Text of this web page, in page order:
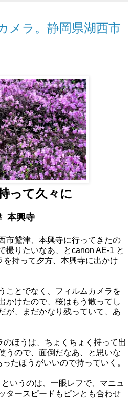
メラ。静岡県湖西市
って久々に
本興寺
市鷲津、本興寺に行ってきたの
撮りたいなあ、とcanon AE-1 と
を持って夕方、本興寺に出かけ
ことでなく、フィルムカメラを
かけたので、桜はもう散ってし
が、まだかなり残っていて、あ
のほうは、ちょくちょく持って出
うので、面倒だなあ、と思いな
たほうがいいので持っていく。
いうのは、一眼レフで、マニュ
タースピードもピンとも合わせ